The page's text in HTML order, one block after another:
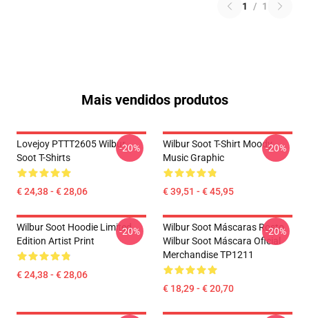
1 / 1
Mais vendidos produtos
Lovejoy PTTT2605 Wilbur
Soot T-Shirts
€ 24,38 - € 28,06
-20%
Wilbur Soot T-Shirt Moody
Music Graphic
€ 39,51 - € 45,95
-20%
Wilbur Soot Hoodie Limited
Edition Artist Print
€ 24,38 - € 28,06
-20%
Wilbur Soot Máscaras Rosto
Wilbur Soot Máscara Oficial
Merchandise TP1211
€ 18,29 - € 20,70
-20%